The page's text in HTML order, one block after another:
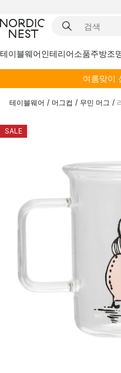
테이블웨어인테리어소품주방조
여름맞이
테이블웨어 / 머그컵 / 무민 머그 /
SALE